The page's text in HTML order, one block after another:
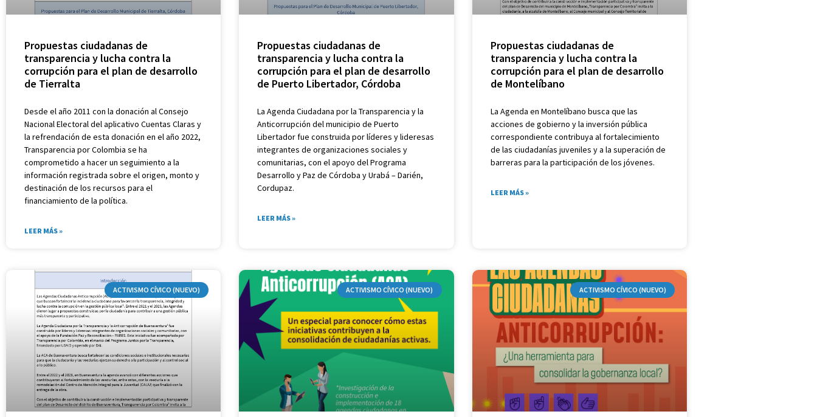
Propuestas ciudadanas de
transparencia y lucha contra la
corrupción para el plan de desarrollo
de Tierralta
Desde el año 2011 con la donación al Consejo
Nacional Electoral del aplicativo Cuentas Claras y
la refrendación de esta donación en el año 2022,
Transparencia por Colombia se ha
comprometido a hacer un seguimiento a la
información registrada sobre el origen, monto y
destinación de los recursos para el
financiamiento de la política.
LEER MÁS »
Propuestas ciudadanas de
transparencia y lucha contra la
corrupción para el plan de desarrollo
de Puerto Libertador, Córdoba
La Agenda Ciudadana por la Transparencia y la
Anticorrupción del municipio de Puerto
Libertador fue construida por líderes y lideresas
integrantes de organizaciones sociales y
comunitarias, con el apoyo del Programa
Desarrollo y Paz de Córdoba y Urabá – Darién,
Cordupaz.
LEER MÁS »
Propuestas ciudadanas de
transparencia y lucha contra la
corrupción para el plan de desarrollo
de Montelíbano
La Agenda en Montelíbano busca que las
acciones de gobierno y la inversión pública
correspondiente contribuya al fortalecimiento
de las ciudadanías juveniles y a la superación de
barreras para la participación de los jóvenes.
LEER MÁS »
ACTIVISMO CÍVICO (NUEVO) ACTIVISMO CÍVICO (NUEVO) ACTIVISMO CÍVICO (NUEVO)